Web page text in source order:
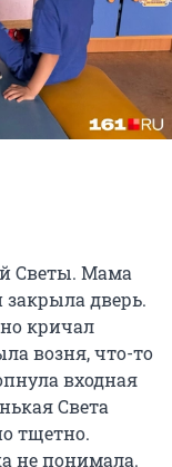
Светы. Мама
закрыла дверь.
кричал
возня, что-то
входная
Света
тщетно.
не понимала.